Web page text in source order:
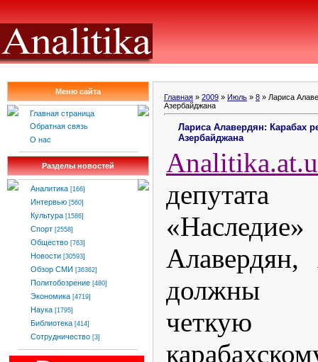
Меню сайта
Главная страница
Обратная связь
О нас
Разделы новостей
Аналитика [166]
Интервью [560]
Культура [1586]
Спорт [2558]
Общество [763]
Новости [30593]
Обзор СМИ [36362]
Политобозрение [480]
Экономика [4719]
Наука [1795]
Библиотека [414]
Сотрудничество [3]
Главная » 2009 » Июль » 8 » Лариса
Азербайджана
Лариса Алавердян: Карабах
Азербайджана
Analitika.at.
должны
четкую